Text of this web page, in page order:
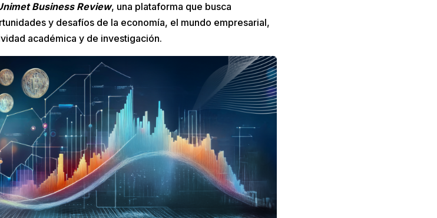
Business Review, una plataforma que busca
y desafíos de la economía, el mundo empresarial,
académica y de investigación.